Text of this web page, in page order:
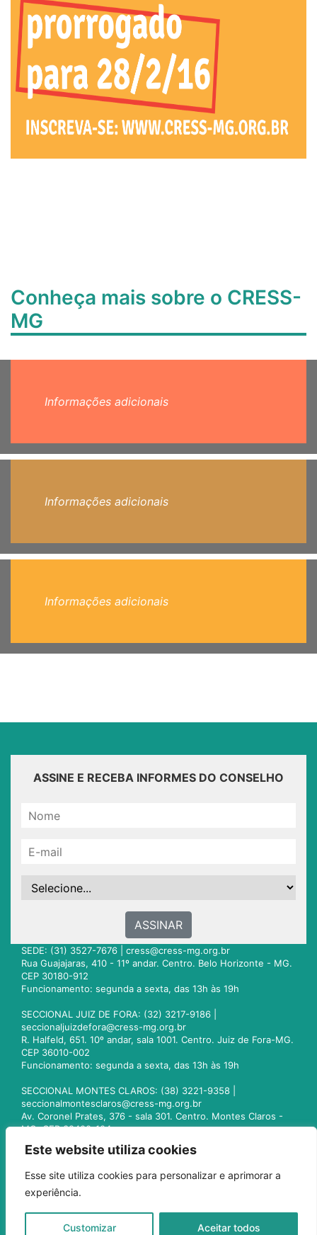
Este website utiliza cookies
Esse site utiliza cookies para personalizar e aprimorar a
experiência.
Customizar Aceitar todos
Conheça mais sobre o CRESS-
MG
Informações adicionais
Informações adicionais
Informações adicionais
ASSINE E RECEBA INFORMES DO CONSELHO
ASSINAR
SEDE: (31) 3527-7676 | cress@cress-mg.org.br
Rua Guajajaras, 410 - 11º andar. Centro. Belo Horizonte - MG.
CEP 30180-912
Funcionamento: segunda a sexta, das 13h às 19h
SECCIONAL JUIZ DE FORA: (32) 3217-9186 |
seccionaljuizdefora@cress-mg.org.br
R. Halfeld, 651. 10º andar, sala 1001. Centro. Juiz de Fora-MG.
CEP 36010-002
Funcionamento: segunda a sexta, das 13h às 19h
SECCIONAL MONTES CLAROS: (38) 3221-9358 |
seccionalmontesclaros@cress-mg.org.br
Av. Coronel Prates, 376 - sala 301. Centro. Montes Claros -
MG. CEP 39400-104
seccionaluberlandia@cress-mg.org.br
Av. Afonso Pena, 547 - sala 101. Uberlândia - MG. CEP